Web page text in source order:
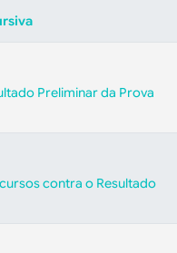
Preliminar da Prova
contra o Resultado